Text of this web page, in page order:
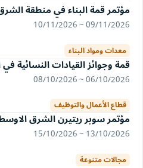
مؤتمر قمة البناء في منطقة
09/11/2026 ~ 10/11/2026
معدات ومواد البناء
قمة وجوائز القيادات النسائية
06/10/2026 ~ 08/10/2026
قطاع الأعمال والتوظيف
مؤتمر سوبر ريتيرن الشرق
13/10/2026 ~ 15/10/2026
مجالات متنوعة